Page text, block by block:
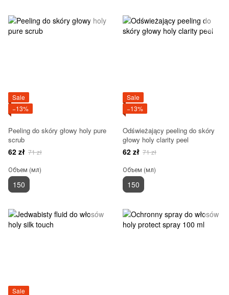
Sale
−13%
Peeling do skóry głowy holy pure
scrub
62 zł 71 zł
Объем (мл)
150
Sale
−13%
Odświeżający peeling do skóry
głowy holy clarity peel
62 zł 71 zł
Объем (мл)
150
Sale